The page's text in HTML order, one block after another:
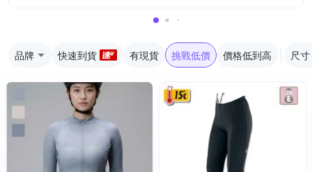
品牌 快速到貨 有現貨 挑戰低價 價格低到高 尺寸